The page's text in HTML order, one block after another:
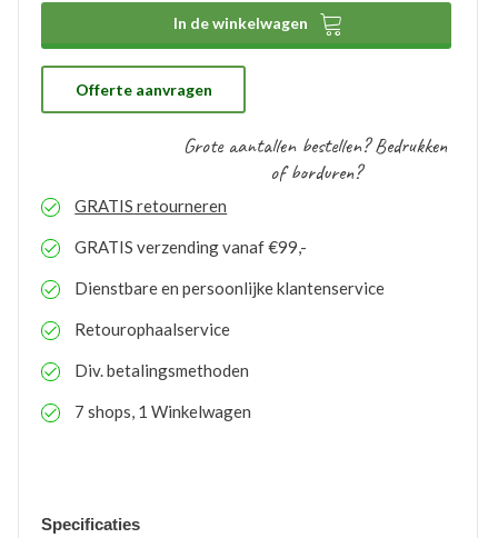
hoeft u bij eventuele nabestellingen niet nogmaals het
proces te doorlopen. De bestelde logo’s kunnen door
ons gratis op voorraad gehouden worden. Bij eventuele
nabestellingen is uw voorraad bekend en kunt u de
logo’s toepassen op elk gewenste artikel.
In de winkelwagen 
Offerte aanvragen
Grote aantallen bestellen? Bedrukken
of borduren?
GRATIS retourneren
GRATIS verzending vanaf €99,-
Dienstbare en persoonlijke klantenservice
Retourophaalservice
Div. betalingsmethoden
7 shops, 1 Winkelwagen
Specificaties